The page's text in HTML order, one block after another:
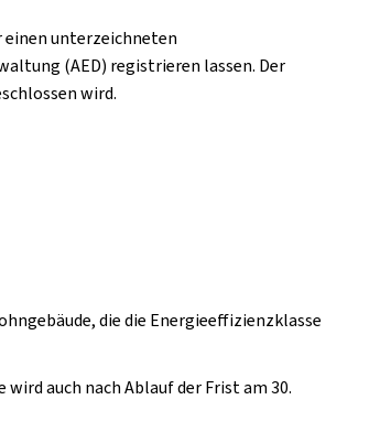
einen unterzeichneten
(AED) registrieren lassen. Der
wird.
die die Energieeffizienzklasse
auch nach Ablauf der Frist am 30.